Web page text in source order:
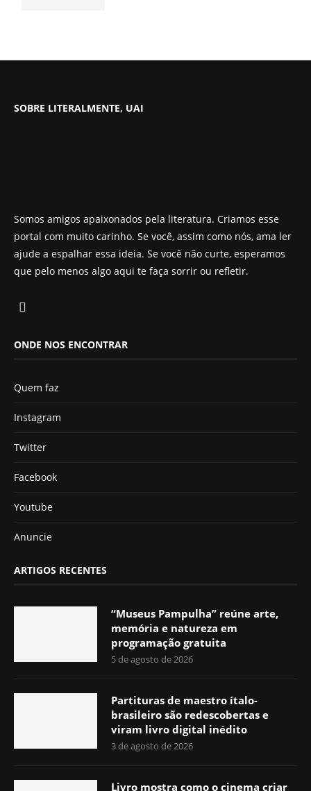
SOBRE LITERALMENTE, UAI
Somos amigos apaixonados pela literatura. Criamos esse
portal com muito carinho. Se você, assim como nós, ama ler
ajude a espalhar essa ideia. Se você não curte, esperamos
que pelo menos algo aqui te faça sorrir ou refletir.
ONDE NOS ENCONTRAR
Quem faz
Instagram
Twitter
Facebook
Youtube
Anuncie
ARTIGOS RECENTES
“Museus Pampulha” reúne arte,
memória e natureza em
programação gratuita
5 de agosto de 2026
Partituras de maestro ítalo-
brasileiro são redescobertas e
viram livro digital inédito
3 de agosto de 2026
Livro mostra como o cinema criar